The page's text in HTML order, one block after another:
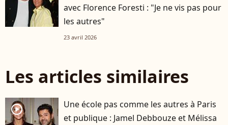
avec Florence Foresti : "Je ne vis pas pour
les autres"
23 avril 2026
Les articles similaires
player2
Une école pas comme les autres à Paris
et publique : Jamel Debbouze et Mélissa